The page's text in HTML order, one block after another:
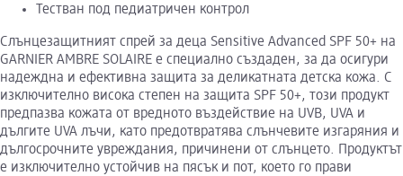
Тестван под педиатричен контрол
Слънцезащитният спрей за деца Sensitive Advanced SPF 50+ на
GARNIER AMBRE SOLAIRE е специално създаден, за да осигури
надеждна и ефективна защита за деликатната детска кожа. С
изключително висока степен на защита SPF 50+, този продукт
предпазва кожата от вредното въздействие на UVB, UVA и
дългите UVA лъчи, като предотвратява слънчевите изгаряния и
дългосрочните увреждания, причинени от слънцето. Продуктът
е изключително устойчив на пясък и пот, което го прави